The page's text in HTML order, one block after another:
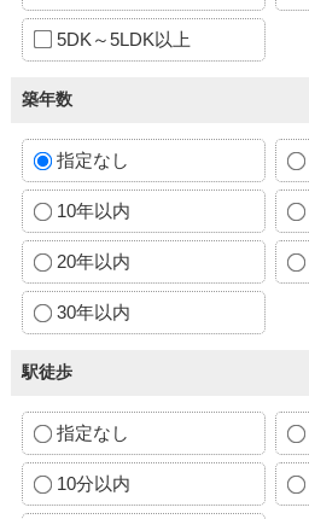
5DK～5LDK以上
築年数
指定なし
10年以内
20年以内
30年以内
駅徒歩
指定なし
10分以内